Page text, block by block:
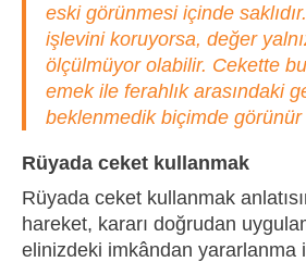
eski görünmesi içinde
işlevini koruyorsa, değer
ölçülmüyor olabilir. Cekette bu
emek ile ferahlık arasındaki
beklenmedik biçimde görünür
Rüyada ceket kullanmak
Rüyada ceket kullanmak
hareket, kararı doğrudan
elinizdeki imkândan yararlanma